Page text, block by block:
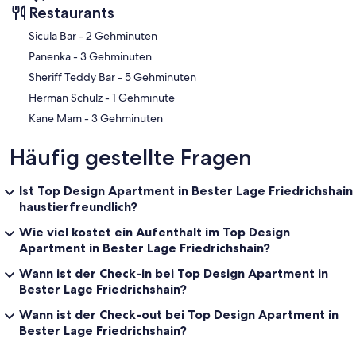
Restaurants
‪Sicula Bar - ‬2 Gehminuten
‪Panenka - ‬3 Gehminuten
‪Sheriff Teddy Bar - ‬5 Gehminuten
‪Herman Schulz - ‬1 Gehminute
‪Kane Mam - ‬3 Gehminuten
Häufig gestellte Fragen
Ist Top Design Apartment in Bester Lage Friedrichshain
haustierfreundlich?
Wie viel kostet ein Aufenthalt im Top Design
Apartment in Bester Lage Friedrichshain?
Wann ist der Check-in bei Top Design Apartment in
Bester Lage Friedrichshain?
Wann ist der Check-out bei Top Design Apartment in
Bester Lage Friedrichshain?